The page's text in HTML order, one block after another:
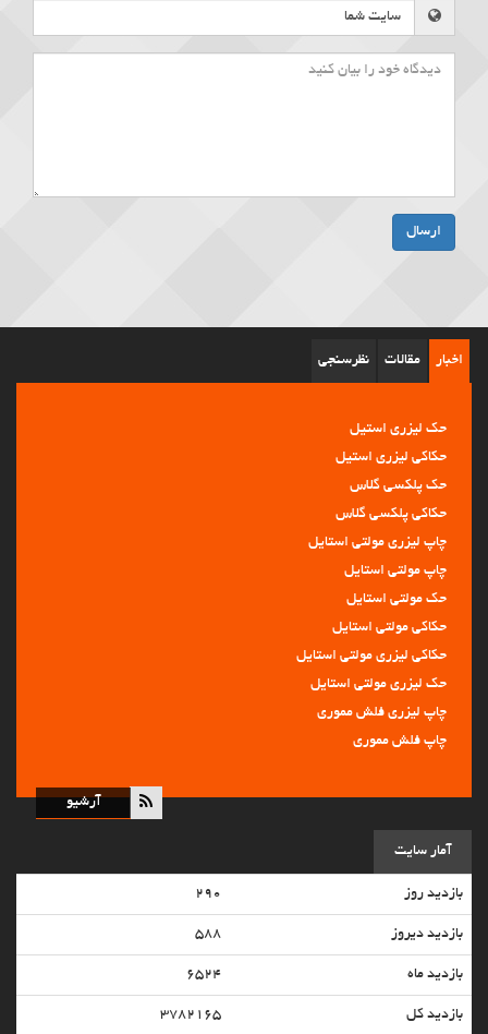
ارسال
اخبار مقالات نظرسنجی
حک لیزری استیل
حکاکی لیزری استیل
حک پلکسی گلاس
حکاکی پلکسی گلاس
چاپ لیزری مولتی استایل
چاپ مولتی استایل
حک مولتی استایل
حکاکی مولتی استایل
حکاکی لیزری مولتی استایل
حک لیزری مولتی استایل
چاپ لیزری فلش مموری
چاپ فلش مموری
حک فلش مموری
حک لیزری فلش مموری
حک پاور بانک
حکاکی پاور بانک
حکاکی لیزری طلا و جواهر
حکاکی لیزری پلاک فلزی
حکاکی لیزری سمبه برجسته
حکاکی لیزری فلزات و غیر فلزات
آرشیو
آمار سایت
بازدید روز ۲۹۰
بازدید دیروز ۵۸۸
بازدید ماه ۶۵۲۴
بازدید کل ۳۷۸۲۱۶۵